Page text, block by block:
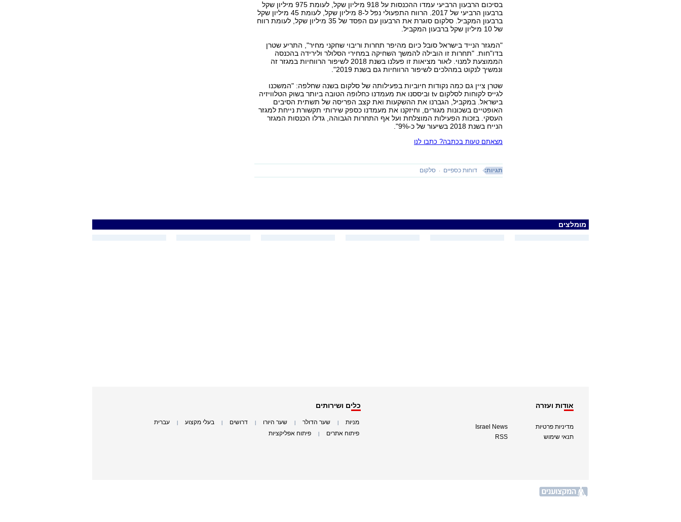
בסיכום הרבעון הרביעי עמדו ההכנסות על 918 מיליון שקל, לעומת 975 מיליון שקל
ברבעון הרביעי של 2017. הרווח התפעולי נפל ל-8 מיליון שקל, לעומת 45 מיליון שקל
ברבעון המקביל. סלקום סוגרת את הרבעון עם הפסד של 35 מיליון שקל, לעומת רווח
של 10 מיליון שקל ברבעון המקביל.
"המגזר הנייד בישראל סובל כיום מהיפר תחרות וריבוי שחקני מחיר", התריע שטרן
בדו"חות. "תחרות זו הובילה להמשך השחיקה במחירי הסלולר ולירידה בהכנסה
הממוצעת למנוי. לאור מציאות זו פעלנו בשנת 2018 לשיפור הרווחיות במגזר זה
ונמשיך לנקוט במהלכים לשיפור הרווחיות גם בשנת 2019".
שטרן ציין גם כמה נקודות חיוביות בפעילותה של סלקום בשנה שחלפה: "המשכנו
לגייס לקוחות לסלקום tv וביססנו את מעמדנו כחלופה הטובה ביותר בשוק הטלוויזיה
בישראל. במקביל, הגברנו את ההשקעות ואת קצב הפריסה של תשתית הסיבים
האופטיים בשכונות מגורים, וחיזקנו את מעמדנו כספק שירותי תקשורת נייחת למגזר
העסקי. בזכות הפעילות המוצלחת ועל אף התחרות הגבוהה, גדלו הכנסות המגזר
הנייח בשנת 2018 בשיעור של כ-9%".
מצאתם טעות בכתבה? כתבו לנו
תגיות: דוחות כספיים סלקום
מומלצים
אודות ועזרה
מדיניות פרטיות
תנאי שימוש
Israel News
RSS
כלים ושירותים
מניות שער הדולר שער היורו דרושים בעלי מקצוע עברית
פיתוח אתרים פיתוח אפליקציות